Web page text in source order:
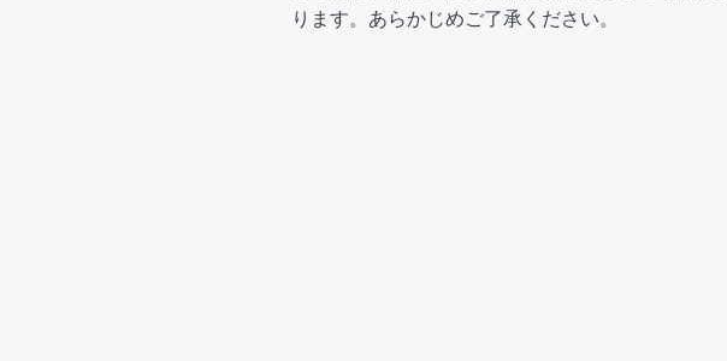
ります。あらかじめご了承ください。